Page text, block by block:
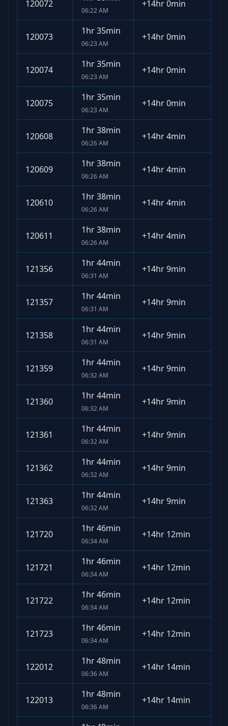
120072
06:22 AM
+14hr 0min
120073
1hr 35min
06:23 AM
+14hr 0min
120074
1hr 35min
06:23 AM
+14hr 0min
120075
1hr 35min
06:23 AM
+14hr 0min
120608
1hr 38min
06:26 AM
+14hr 4min
120609
1hr 38min
06:26 AM
+14hr 4min
120610
1hr 38min
06:26 AM
+14hr 4min
120611
1hr 38min
06:26 AM
+14hr 4min
121356
1hr 44min
06:31 AM
+14hr 9min
121357
1hr 44min
06:31 AM
+14hr 9min
121358
1hr 44min
06:31 AM
+14hr 9min
121359
1hr 44min
06:32 AM
+14hr 9min
121360
1hr 44min
06:32 AM
+14hr 9min
121361
1hr 44min
06:32 AM
+14hr 9min
121362
1hr 44min
06:32 AM
+14hr 9min
121363
1hr 44min
06:32 AM
+14hr 9min
121720
1hr 46min
06:34 AM
+14hr 12min
121721
1hr 46min
06:34 AM
+14hr 12min
121722
1hr 46min
06:34 AM
+14hr 12min
121723
1hr 46min
06:34 AM
+14hr 12min
122012
1hr 48min
06:36 AM
+14hr 14min
122013
1hr 48min
06:36 AM
+14hr 14min